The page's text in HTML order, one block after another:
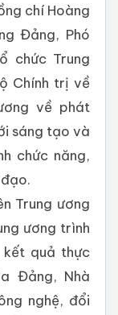
chí Hoàng
Đảng, Phó
chức Trung
Chính trị về
về phát
sáng tạo và
chức năng,
Trung ương
ương trình
quả thực
Đảng, Nhà
nghệ, đổi